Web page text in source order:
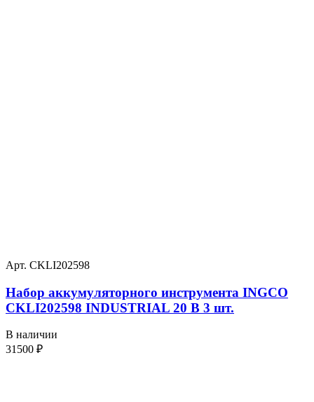
Арт. CKLI202598
Набор аккумуляторного инструмента INGCO
CKLI202598 INDUSTRIAL 20 В 3 шт.
В наличии
31500 ₽